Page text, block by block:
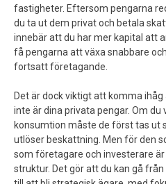
fastigheter. Eftersom pengarna
du ta ut dem privat och betala
innebär att du har mer kapital att
få pengarna att växa snabbare
fortsatt företagande.
Det är dock viktigt att komma
inte är dina privata pengar. Om
konsumtion måste de först tas ut
utlöser beskattning. Men för den
som företagare och investerare
struktur. Det gör att du kan gå